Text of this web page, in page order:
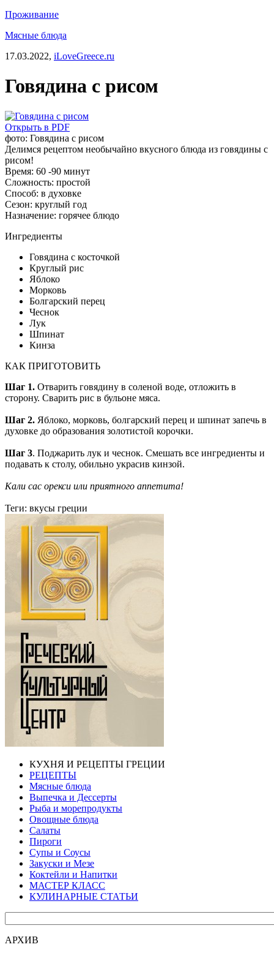
Проживание
Мясные блюда
17.03.2022, iLoveGreece.ru
Говядина с рисом
Открыть в PDF
фото: Говядина с рисом
Делимся рецептом необычайно вкусного блюда из говядины с
рисом!
Время: 60 -90 минут
Сложность: простой
Способ: в духовке
Сезон: круглый год
Назначение: горячее блюдо
Ингредиенты
Говядина с косточкой
Круглый рис
Яблоко
Морковь
Болгарский перец
Чеснок
Лук
Шпинат
Кинза
КАК ПРИГОТОВИТЬ
Шаг 1. Отварить говядину в соленой воде, отложить в
сторону. Сварить рис в бульоне мяса.
Шаг 2. Яблоко, морковь, болгарский перец и шпинат запечь в
духовке до образования золотистой корочки.
Шаг 3. Поджарить лук и чеснок. Смешать все ингредиенты и
подавать к столу, обильно украсив кинзой.
Кали сас орекси или приятного аппетита!
Теги: вкусы греции
КУХНЯ И РЕЦЕПТЫ ГРЕЦИИ
РЕЦЕПТЫ
Мясные блюда
Выпечка и Дессерты
Рыба и морепродукты
Овощные блюда
Салаты
Пироги
Супы и Соусы
Закуски и Мезе
Коктейли и Напитки
МАСТЕР КЛАСС
КУЛИНАРНЫЕ СТАТЬИ
АРХИВ